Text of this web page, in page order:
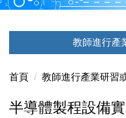
教師進行產
教師進行產業研
公告訊息
首頁 教師進行產業研習
半導體製程設備